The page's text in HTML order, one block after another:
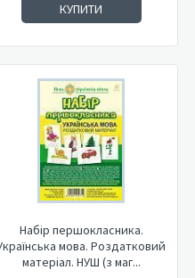
КУПИТИ
Набір першокласника.
мова. Роздатковий
матеріал. НУШ (з маг...